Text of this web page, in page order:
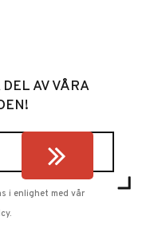
AV VÅRA
i enlighet med vår
.